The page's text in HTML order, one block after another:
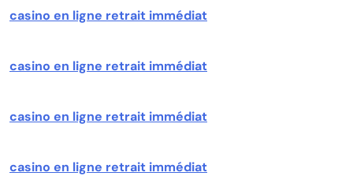
casino en ligne retrait immédiat
casino en ligne retrait immédiat
casino en ligne retrait immédiat
casino en ligne retrait immédiat